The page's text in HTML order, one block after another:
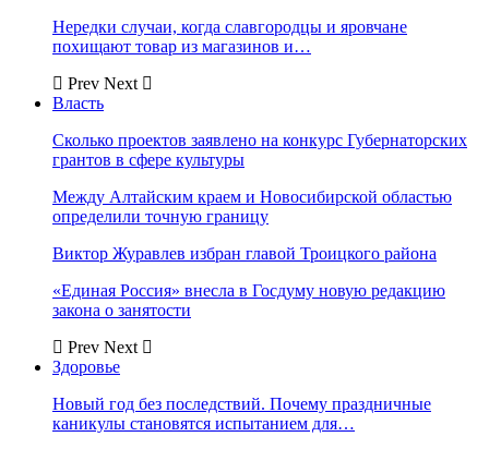
Нередки случаи, когда славгородцы и яровчане
похищают товар из магазинов и…
Prev Next
Власть
Сколько проектов заявлено на конкурс Губернаторских
грантов в сфере культуры
Между Алтайским краем и Новосибирской областью
определили точную границу
Виктор Журавлев избран главой Троицкого района
«Единая Россия» внесла в Госдуму новую редакцию
закона о занятости
Prev Next
Здоровье
Новый год без последствий. Почему праздничные
каникулы становятся испытанием для…